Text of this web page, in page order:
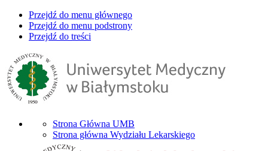
Przejdź do menu głównego
Przejdź do menu podstrony
Przejdź do treści
Strona Główna UMB
Strona główna Wydziału Lekarskiego